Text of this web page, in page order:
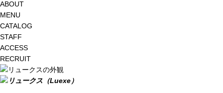
ABOUT
MENU
CATALOG
STAFF
ACCESS
RECRUIT